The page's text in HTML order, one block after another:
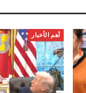
أهم الأخبار